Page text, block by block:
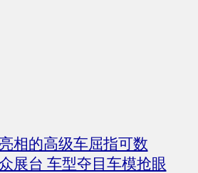
相的高级车屈指可数
展台 车型夺目车模抢眼